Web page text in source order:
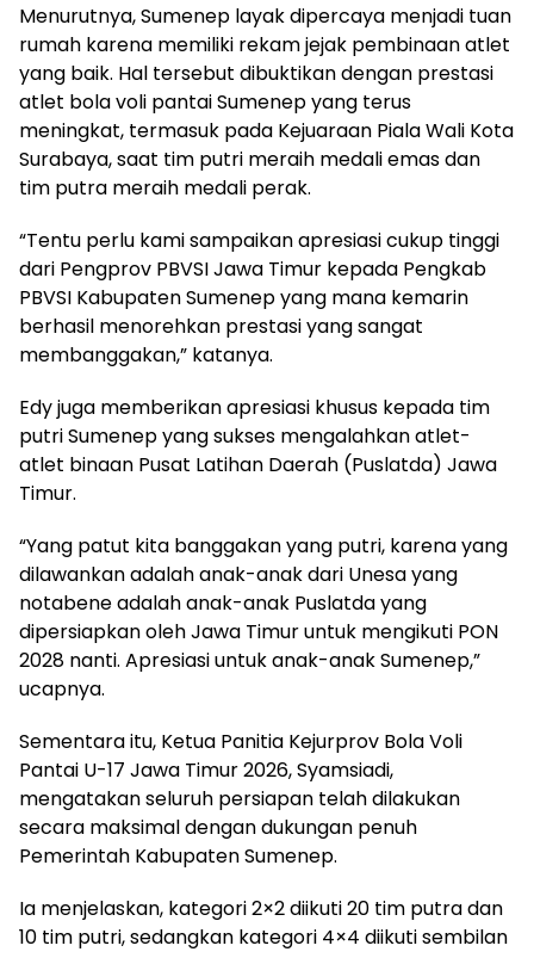
Menurutnya, Sumenep layak dipercaya menjadi tuan
rumah karena memiliki rekam jejak pembinaan atlet
yang baik. Hal tersebut dibuktikan dengan prestasi
atlet bola voli pantai Sumenep yang terus
meningkat, termasuk pada Kejuaraan Piala Wali Kota
Surabaya, saat tim putri meraih medali emas dan
tim putra meraih medali perak.
“Tentu perlu kami sampaikan apresiasi cukup tinggi
dari Pengprov PBVSI Jawa Timur kepada Pengkab
PBVSI Kabupaten Sumenep yang mana kemarin
berhasil menorehkan prestasi yang sangat
membanggakan,” katanya.
Edy juga memberikan apresiasi khusus kepada tim
putri Sumenep yang sukses mengalahkan atlet-
atlet binaan Pusat Latihan Daerah (Puslatda) Jawa
Timur.
“Yang patut kita banggakan yang putri, karena yang
dilawankan adalah anak-anak dari Unesa yang
notabene adalah anak-anak Puslatda yang
dipersiapkan oleh Jawa Timur untuk mengikuti PON
2028 nanti. Apresiasi untuk anak-anak Sumenep,”
ucapnya.
Sementara itu, Ketua Panitia Kejurprov Bola Voli
Pantai U-17 Jawa Timur 2026, Syamsiadi,
mengatakan seluruh persiapan telah dilakukan
secara maksimal dengan dukungan penuh
Pemerintah Kabupaten Sumenep.
Ia menjelaskan, kategori 2×2 diikuti 20 tim putra dan
10 tim putri, sedangkan kategori 4×4 diikuti sembilan